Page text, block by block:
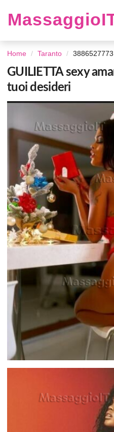
Home Taranto 3886527773
GUILIETTA sexy
tuoi desideri